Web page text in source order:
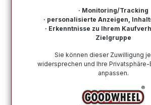
Bei Goodwheel finden Sie
Top-Hersteller in der Größe 295 45
Reifenprofis & Kauf auf Rechnung
Wie finde ich meine
· Monitoring/Tracking
· personalisierte Anzeigen,
· Erkenntnisse zu Ihrem
Zielgruppe
Sie können dieser Zuwilligung
widersprechen und Ihre Privatsphäre-
anpassen.